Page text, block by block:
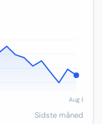
Sidste måned